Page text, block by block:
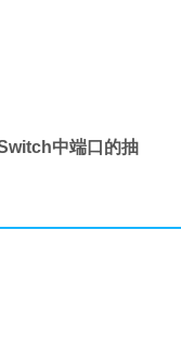
中端口的抽